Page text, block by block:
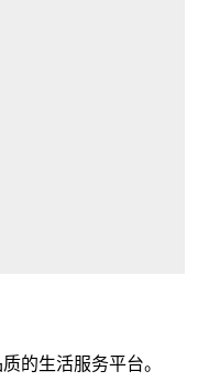
的生活服务平台。